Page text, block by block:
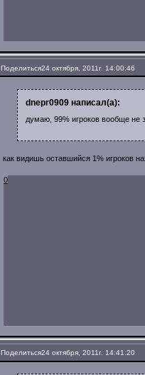
Поделиться24 октября, 2011г. 14:00:46
dnepr0909 написал(а):
думаю, 99% игроков вообще не
как видишь оставшийся 1% игроков
0
Поделиться24 октября, 2011г. 14:41:20